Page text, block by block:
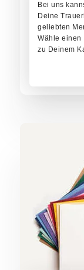
Bei uns
Deine
geliebten
Wähle einen
zu Deinem